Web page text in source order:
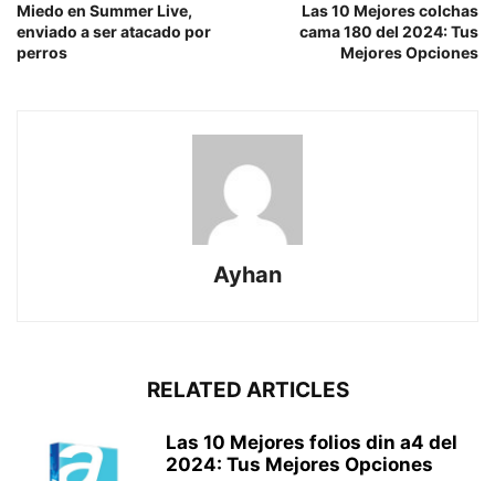
Miedo en Summer Live,
enviado a ser atacado por
perros
Las 10 Mejores colchas
cama 180 del 2024: Tus
Mejores Opciones
Ayhan
RELATED ARTICLES
Las 10 Mejores folios din a4 del
2024: Tus Mejores Opciones